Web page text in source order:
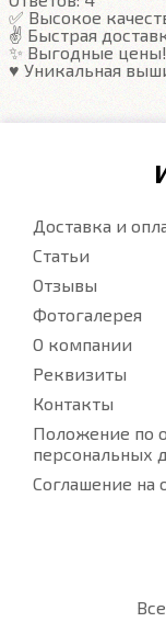
✅ Высокое
✌️ Быстрая
✨ Выгодные цены!
♥️ Уникальная
Доставка и
Статьи
Отзывы
Фотогалерея
О компании
Реквизиты
Контакты
Положение по
персональных
Соглашение на
Все